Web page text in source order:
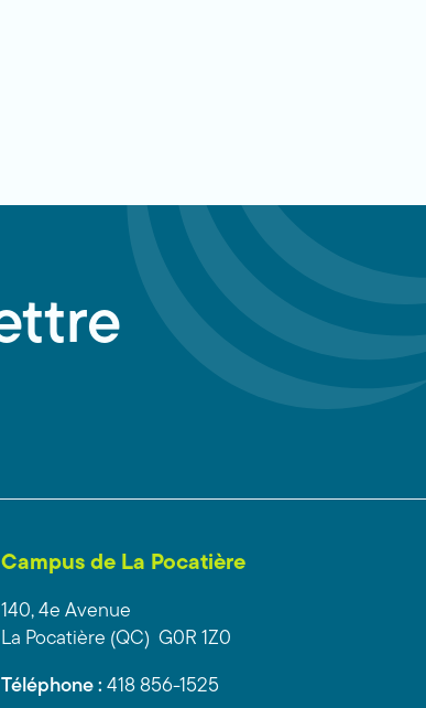
Campus de La Pocatière
140, 4e Avenue
La Pocatière (QC) G0R 1Z0
Téléphone : 418 856-1525